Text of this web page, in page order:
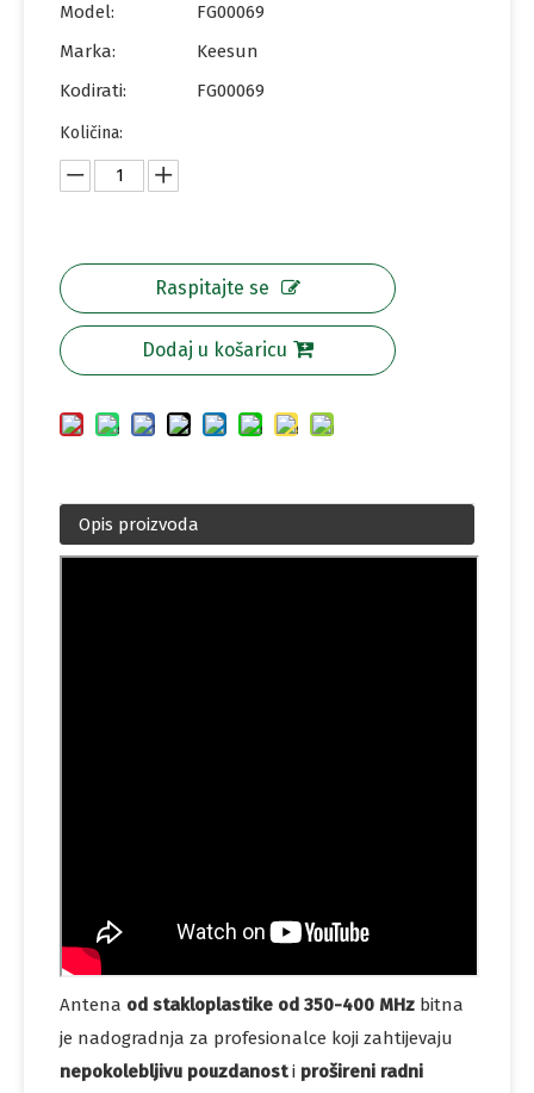
Model:
FG00069
Marka:
Keesun
Kodirati:
FG00069
Količina:
Raspitajte se
Dodaj u košaricu
Opis proizvoda
Antena od stakloplastike od 350-400 MHz bitna
je nadogradnja za profesionalce koji zahtijevaju
nepokolebljivu pouzdanosti prošireni radni